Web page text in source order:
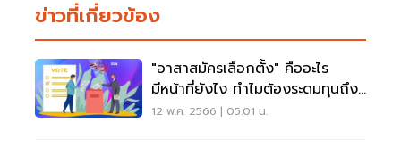
ข่าวที่เกี่ยวข้อง
"อาสาสมัครเลือกตั้ง" คืออะไร
มีหน้าที่ยังไง ทำไมต้องระดมทุนถึง
12 ล.
12 พ.ค. 2566 | 05:01 น.